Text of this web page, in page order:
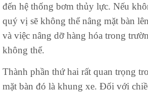
đến hệ thống bơm thủy lực. Nếu
quý vị sẽ không thể nâng mặt bàn
và việc nâng dỡ hàng hóa trong
không thể.
Thành phần thứ hai rất quan trọng
mặt bàn đó là khung xe. Đối với